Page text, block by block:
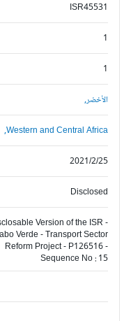
ISR45531
الأخضر,
Western and Central Africa,
2021/2/25
Disclosed
Disclosable Version of the ISR -
Cabo Verde - Transport Sector
Reform Project - P126516 -
Sequence No : 15